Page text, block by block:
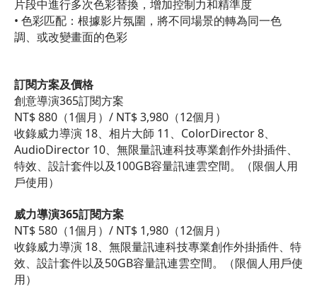
片段中進行多次色彩替換，增加控制力和精準度
• 色彩匹配：根據影片氛圍，將不同場景的轉為同一色
調、或改變畫面的色彩
訂閱方案及價格
創意導演365訂閱方案
NT$ 880（1個月）/ NT$ 3,980（12個月）
收錄威力導演 18、相片大師 11、ColorDirector 8、
AudioDirector 10、無限量訊連科技專業創作外掛插件、
特效、設計套件以及100GB容量訊連雲空間。（限個人用
戶使用）
威力導演365訂閱方案
NT$ 580（1個月）/ NT$ 1,980（12個月）
收錄威力導演 18、無限量訊連科技專業創作外掛插件、特
效、設計套件以及50GB容量訊連雲空間。（限個人用戶使
用）